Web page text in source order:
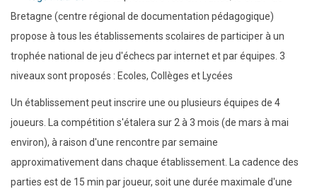
Bretagne (centre régional de documentation pédagogique)
propose à tous les établissements scolaires de participer à un
trophée national de jeu d'échecs par internet et par équipes. 3
niveaux sont proposés : Ecoles, Collèges et Lycées
Un établissement peut inscrire une ou plusieurs équipes de 4
joueurs. La compétition s'étalera sur 2 à 3 mois (de mars à mai
environ), à raison d'une rencontre par semaine
approximativement dans chaque établissement. La cadence des
parties est de 15 min par joueur, soit une durée maximale d'une